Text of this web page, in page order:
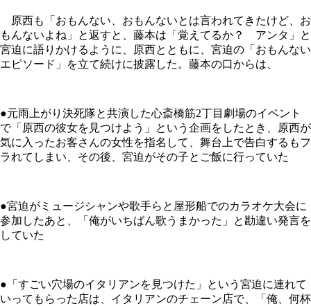
原西も「おもんない、おもんないとは言われてきたけど、お
もんないよね」と返すと、藤本は「覚えてるか？ アンタ」と
宮迫に語りかけるように、原西とともに、宮迫の「おもんない
エピソード」を立て続けに披露した。藤本の口からは、
●元雨上がり決死隊と共演した心斎橋筋2丁目劇場のイベント
で「原西の彼女を見つけよう」という企画をしたとき、原西が
気に入ったお客さんの女性を指名して、舞台上で告白するもフ
ラれてしまい、その後、宮迫がその子とご飯に行っていた
●宮迫がミュージシャンや歌手らと屋形船でのカラオケ大会に
参加したあと、「俺がいちばん歌うまかった」と勘違い発言を
していた
●「すごい穴場のイタリアンを見つけた」という宮迫に連れて
いってもらった店は、イタリアンのチェーン店で、「俺、何杯